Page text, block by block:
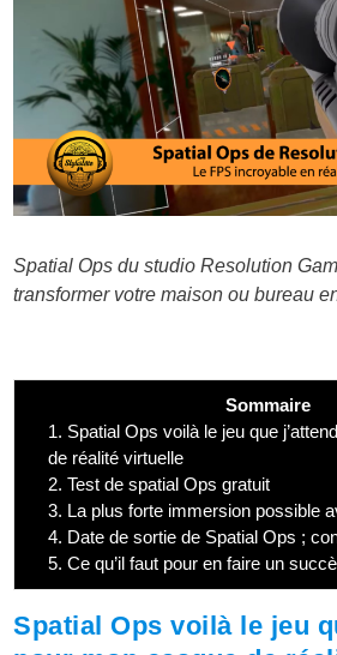
Spatial Ops du studio Resolution
transformer votre maison ou bureau
Sommaire
1. Spatial Ops voilà le jeu que
de réalité virtuelle
2. Test de spatial Ops gratuit
3. La plus forte immersion possible
4. Date de sortie de Spatial Ops ;
5. Ce qu’il faut pour en faire un
Spatial Ops voilà le jeu